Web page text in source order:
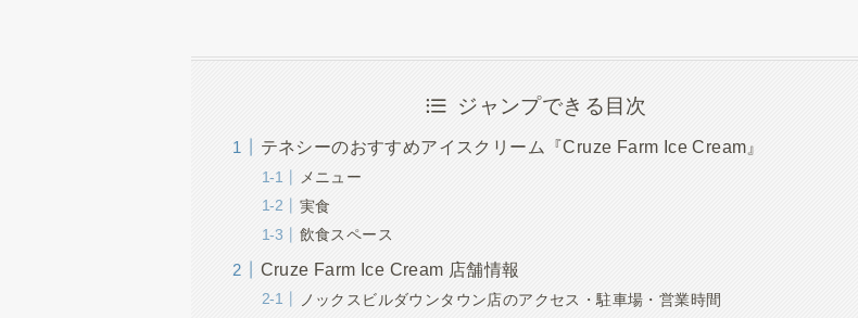
ジャンプできる目次
テネシーのおすすめアイスクリーム『Cruze Farm Ice Cream』
メニュー
実食
飲食スペース
Cruze Farm Ice Cream 店舗情報
ノックスビルダウンタウン店のアクセス・駐車場・営業時間